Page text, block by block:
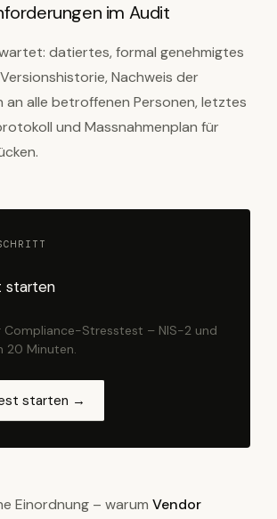
im Audit
datiertes, formal genehmigtes
Nachweis der
an alle betroffenen Personen, letztes
und Massnahmenplan für
starten
Compliance-Stresstest – NIS-2 und
20 Minuten.
starten →
Einordnung – warum Vendor